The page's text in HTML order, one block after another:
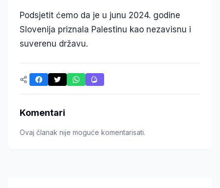
Podsjetit ćemo da je u junu 2024. godine
Slovenija priznala Palestinu kao nezavisnu i
suverenu državu.
Komentari
Ovaj članak nije moguće komentarisati.